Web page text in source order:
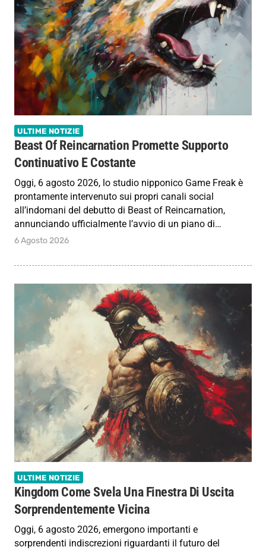
ULTIME NOTIZIE
Beast Of Reincarnation Promette Supporto
Continuativo E Costante
Oggi, 6 agosto 2026, lo studio nipponico Game Freak è
prontamente intervenuto sui propri canali social
all’indomani del debutto di Beast of Reincarnation,
annunciando ufficialmente l’avvio di un piano di…
6 Agosto 2026
ULTIME NOTIZIE
Kingdom Come Svela Una Finestra Di Uscita
Sorprendentemente Vicina
Oggi, 6 agosto 2026, emergono importanti e
sorprendenti indiscrezioni riguardanti il futuro del